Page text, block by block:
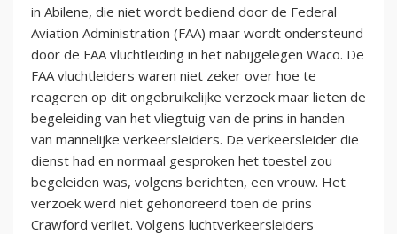
in Abilene, die niet wordt bediend door de Federal
Aviation Administration (FAA) maar wordt ondersteund
door de FAA vluchtleiding in het nabijgelegen Waco. De
FAA vluchtleiders waren niet zeker over hoe te
reageren op dit ongebruikelijke verzoek maar lieten de
begeleiding van het vliegtuig van de prins in handen
van mannelijke verkeersleiders. De verkeersleider die
dienst had en normaal gesproken het toestel zou
begeleiden was, volgens berichten, een vrouw. Het
verzoek werd niet gehonoreerd toen de prins
Crawford verliet. Volgens luchtverkeersleiders